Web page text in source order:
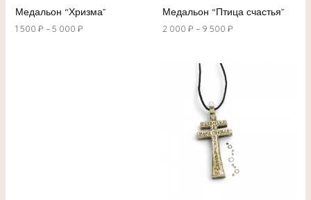
Медальон “Хризма”
1 500 ₽ –5 000 ₽
Медальон “Птица счастья”
2 000 ₽ – 9 500 ₽